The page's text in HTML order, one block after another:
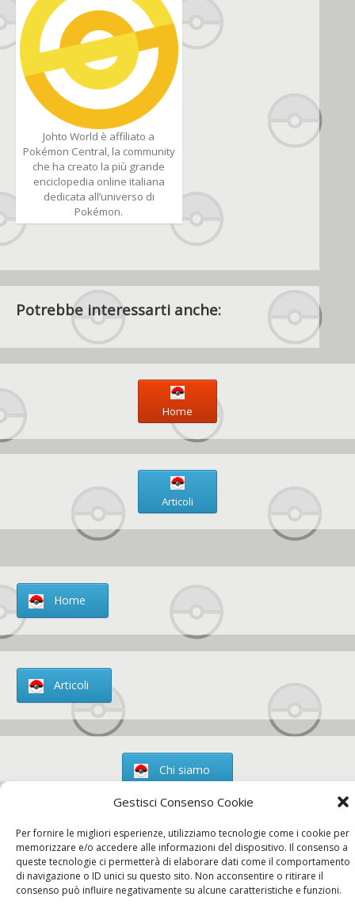
Gestisci Consenso Cookie
Per fornire le migliori esperienze, utilizziamo tecnologie come i cookie per
memorizzare e/o accedere alle informazioni del dispositivo. Il consenso a
queste tecnologie ci permetterà di elaborare dati come il comportamento
di navigazione o ID unici su questo sito. Non acconsentire o ritirare il
consenso può influire negativamente su alcune caratteristiche e funzioni.
Johto World è affiliato a
Pokémon Central, la community
che ha creato la più grande
enciclopedia online italiana
dedicata all’universo di
Pokémon.
Potrebbe interessarti anche:
Home
Articoli
Home
Articoli
Chi siamo
Contatti